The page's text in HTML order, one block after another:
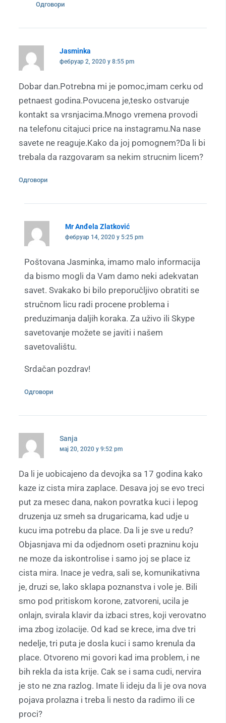
Одговори
Jasminka
фебруар 2, 2020 у 8:55 pm
Dobar dan.Potrebna mi je pomoc,imam cerku od
petnaest godina.Povucena je,tesko ostvaruje
kontakt sa vrsnjacima.Mnogo vremena provodi
na telefonu citajuci price na instagramu.Na nase
savete ne reaguje.Kako da joj pomognem?Da li bi
trebala da razgovaram sa nekim strucnim licem?
Одговори
Mr Anđela Zlatković
фебруар 14, 2020 у 5:25 pm
Poštovana Jasminka, imamo malo informacija
da bismo mogli da Vam damo neki adekvatan
savet. Svakako bi bilo preporučljivo obratiti se
stručnom licu radi procene problema i
preduzimanja daljih koraka. Za uživo ili Skype
savetovanje možete se javiti i našem
savetovalištu.
Srdačan pozdrav!
Одговори
Sanja
мај 20, 2020 у 9:52 pm
Da li je uobicajeno da devojka sa 17 godina kako
kaze iz cista mira zaplace. Desava joj se evo treci
put za mesec dana, nakon povratka kuci i lepog
druzenja uz smeh sa drugaricama, kad udje u
kucu ima potrebu da place. Da li je sve u redu?
Objasnjava mi da odjednom oseti prazninu koju
ne moze da iskontrolise i samo joj se place iz
cista mira. Inace je vedra, sali se, komunikativna
je, druzi se, lako sklapa poznanstva i vole je. Bili
smo pod pritiskom korone, zatvoreni, ucila je
onlajn, svirala klavir da izbaci stres, koji verovatno
ima zbog izolacije. Od kad se krece, ima dve tri
nedelje, tri puta je dosla kuci i samo krenula da
place. Otvoreno mi govori kad ima problem, i ne
bih rekla da ista krije. Cak se i sama cudi, nervira
je sto ne zna razlog. Imate li ideju da li je ova nova
pojava prolazna i treba li nesto da radimo ili ce
proci?